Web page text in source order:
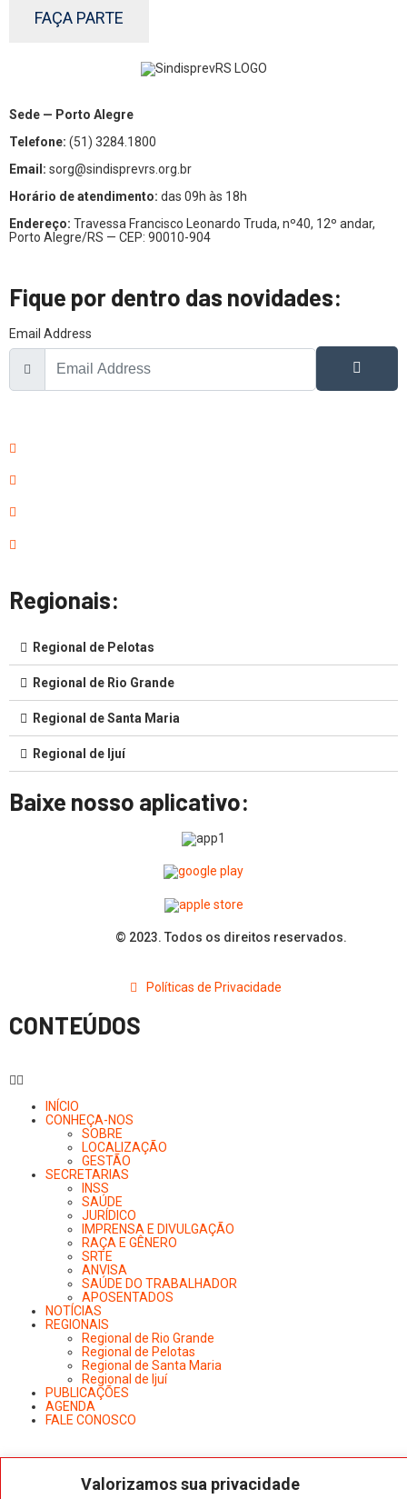
Valorizamos sua privacidade
FAÇA PARTE
Sede — Porto Alegre
Telefone: (51) 3284.1800
Email: sorg@sindisprevrs.org.br
Horário de atendimento: das 09h às 18h
Endereço: Travessa Francisco Leonardo Truda, nº40, 12º andar,
Porto Alegre/RS — CEP: 90010-904
Fique por dentro das novidades:
Email Address
Regionais:
Regional de Pelotas
Regional de Rio Grande
Regional de Santa Maria
Regional de Ijuí
Baixe nosso aplicativo:
© 2023. Todos os direitos reservados.
Políticas de Privacidade
CONTEÚDOS
INÍCIO
CONHEÇA-NOS
SOBRE
LOCALIZAÇÃO
GESTÃO
SECRETARIAS
INSS
SAÚDE
JURÍDICO
IMPRENSA E DIVULGAÇÃO
RAÇA E GÊNERO
SRTE
ANVISA
SAÚDE DO TRABALHADOR
APOSENTADOS
NOTÍCIAS
REGIONAIS
Regional de Rio Grande
Regional de Pelotas
Regional de Santa Maria
Regional de Ijuí
PUBLICAÇÕES
AGENDA
FALE CONOSCO